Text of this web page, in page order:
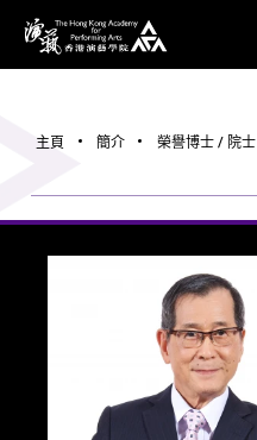
香港演藝學院
主頁 簡介 榮譽博士 / 院士